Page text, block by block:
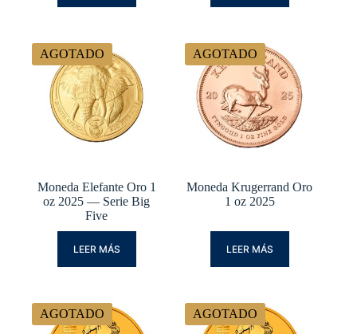
AGOTADO
Moneda Elefante Oro 1
oz 2025 — Serie Big
Five
LEER MÁS
AGOTADO
Moneda Krugerrand Oro
1 oz 2025
LEER MÁS
AGOTADO AGOTADO